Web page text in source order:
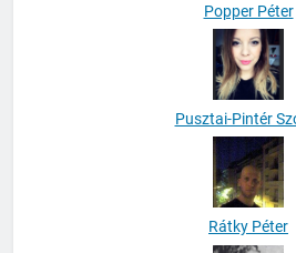
Popper Péter
Pusztai-Pintér
Rátky Péter